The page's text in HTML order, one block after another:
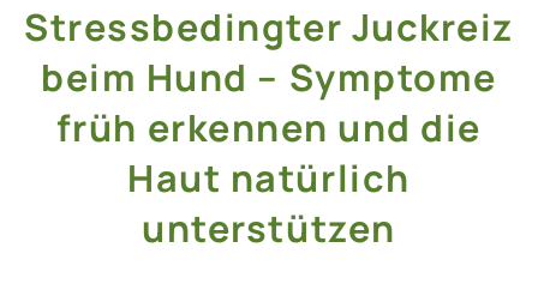
Stressbedingter Juckreiz
beim Hund – Symptome
früh erkennen und die
Haut natürlich
unterstützen